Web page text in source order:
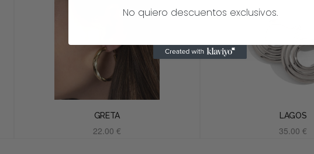
GRETA
22.00 €
LAGOS
35.00€
No quiero descuentos exclusivos.